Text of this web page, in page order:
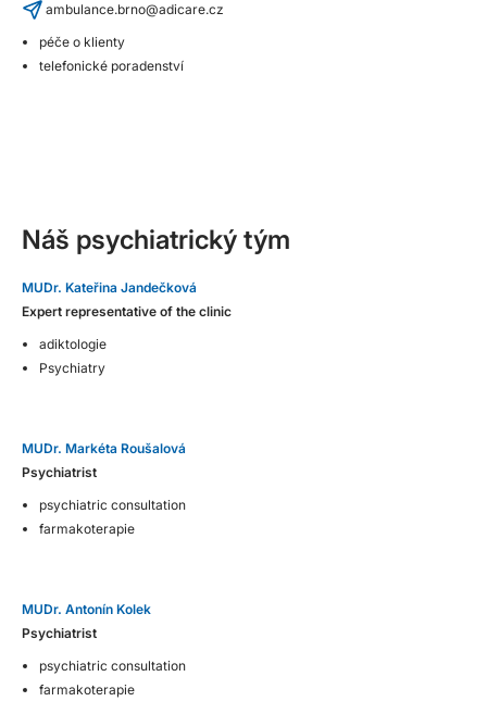
ambulance.brno@adicare.cz
péče o klienty
telefonické poradenství
Náš psychiatrický tým
MUDr. Kateřina Jandečková
Expert representative of the clinic
adiktologie
Psychiatry
MUDr. Markéta Roušalová
Psychiatrist
psychiatric consultation
farmakoterapie
MUDr. Antonín Kolek
Psychiatrist
psychiatric consultation
farmakoterapie